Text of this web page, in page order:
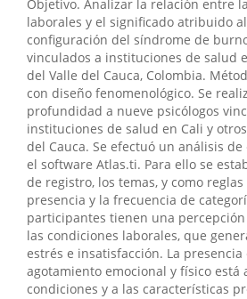
Objetivo. Analizar la relación entre
laborales y el significado atribuido
configuración del síndrome de
vinculados a instituciones de salud
del Valle del Cauca, Colombia.
con diseño fenomenológico. Se
profundidad a nueve psicólogos
instituciones de salud en Cali y
del Cauca. Se efectuó un análisis
el software Atlas.ti. Para ello se
de registro, los temas, y como
presencia y la frecuencia de
participantes tienen una
las condiciones laborales, que
estrés e insatisfacción. La
agotamiento emocional y físico está
condiciones y a las características